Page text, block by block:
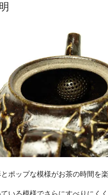
ポップな模様がお茶の時間を
いる模様でさらにすべりにく